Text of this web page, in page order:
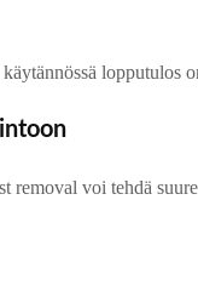
lopputulos
voi tehdä